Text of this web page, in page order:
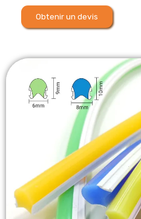
Obtenir un devis